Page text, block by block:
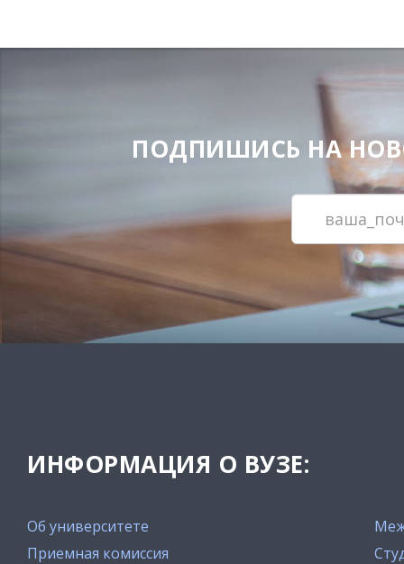
ПОДПИШИСЬ НА
ИНФОРМАЦИЯ О ВУЗЕ:
Об университете
Приемная комиссия